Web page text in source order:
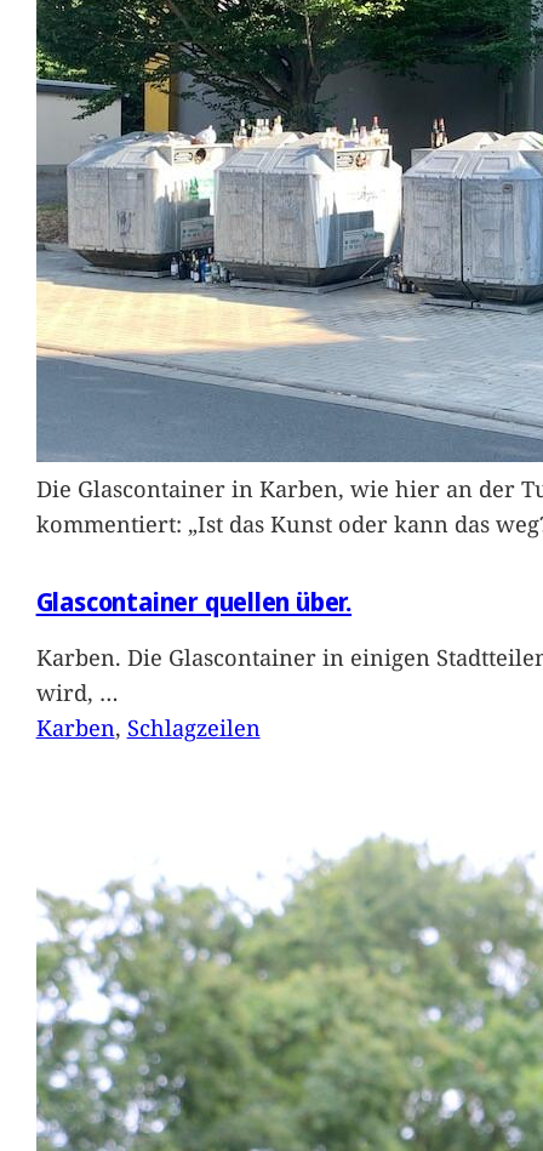
Die Glascontainer in Karben, wie hier an der
kommentiert: „Ist das Kunst oder kann das
Glascontainer quellen über.
Karben. Die Glascontainer in einigen
wird, …
Karben, Schlagzeilen